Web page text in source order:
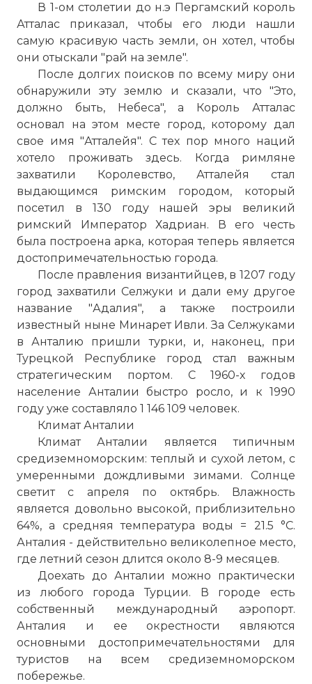
В 1-ом столетии до н.э Пергамский король
Атталас приказал, чтобы его люди нашли
самую красивую часть земли, он хотел, чтобы
они отыскали "рай на земле".
После долгих поисков по всему миру они
обнаружили эту землю и сказали, что "Это,
должно быть, Небеса", а Король Атталас
основал на этом месте город, которому дал
свое имя "Атталейя". С тех пор много наций
хотело проживать здесь. Когда римляне
захватили Королевство, Атталейя стал
выдающимся римским городом, который
посетил в 130 году нашей эры великий
римский Император Хадриан. В его честь
была построена арка, которая теперь является
достопримечательностью города.
После правления византийцев, в 1207 году
город захватили Селжуки и дали ему другое
название "Адалия", а также построили
известный ныне Минарет Ивли. За Селжуками
в Анталию пришлитурки, и, наконец, при
Турецкой Республике город стал важным
стратегическим портом. С 1960-х годов
население Анталии быстро росло, и к 1990
году уже составляло 1 146 109 человек.
Климат Анталии
Климат Анталии является типичным
средиземноморским: теплый и сухой летом, с
умеренными дождливыми зимами. Солнце
светит с апреля по октябрь. Влажность
является довольно высокой, приблизительно
64%, а средняя температура воды = 21.5 °C.
Анталия - действительно великолепное место,
где летний сезон длится около 8-9 месяцев.
Доехать до Анталии можно практически
из любого города Турции. В городе есть
собственный международный аэропорт.
Анталия и ее окрестности являются
основными достопримечательностями для
туристов на всем средиземноморском
побережье.